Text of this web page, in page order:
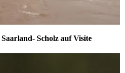
Scholz auf Visite